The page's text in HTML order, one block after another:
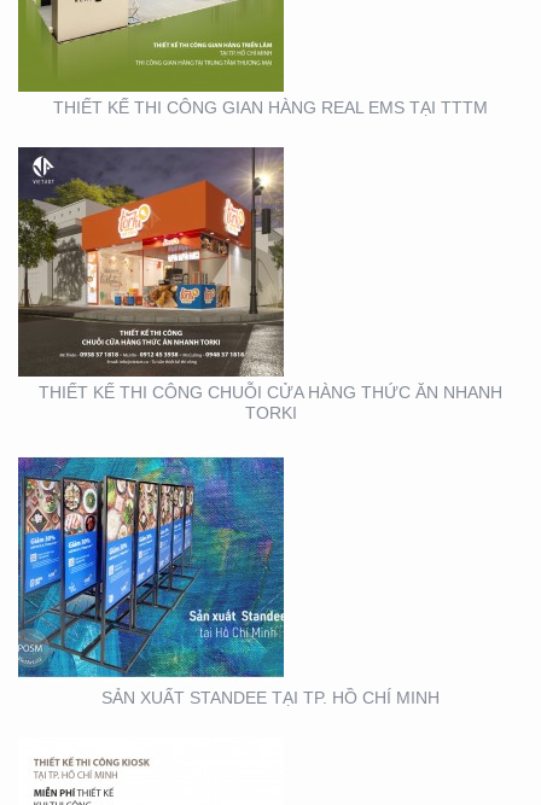
THIẾT KẾ THI CÔNG GIAN HÀNG REAL EMS TẠI TTTM
THIẾT KẾ THI CÔNG CHUỖI CỬA HÀNG THỨC ĂN NHANH
TORKI
SẢN XUẤT STANDEE TẠI
TP. HỒ CHÍ MINH
SẢN XUẤT STANDEE TẠI TP. HỒ CHÍ MINH
THIẾT KẾ THI CÔNG
KIOSK TẠI TP. HỒ CHÍ
MINH